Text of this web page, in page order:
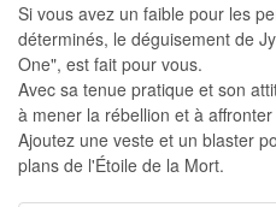
Si vous avez un faible pour les
déterminés, le déguisement de
One", est fait pour vous.
Avec sa tenue pratique et son
à mener la rébellion et à
Ajoutez une veste et un blaster
plans de l'Étoile de la Mort.